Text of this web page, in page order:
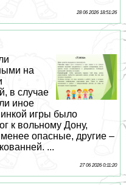
28 06 2026 18:51:26
на
в случае
иное
игры было
к вольному Дону,
опасные, другие –
...
27 06 2026 0:11:20